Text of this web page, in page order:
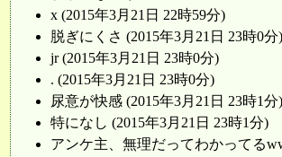
x (2015年3月21日 22時59分)
脱ぎにくさ (2015年3月21日 23時0分)
jr (2015年3月21日 23時0分)
. (2015年3月21日 23時0分)
尿意が快感 (2015年3月21日 23時1分)
特になし (2015年3月21日 23時1分)
アンケ主、無理だってわかってる